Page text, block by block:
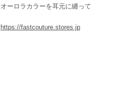
オーロラカラーを耳元に纏って
https://fastcouture.stores.jp